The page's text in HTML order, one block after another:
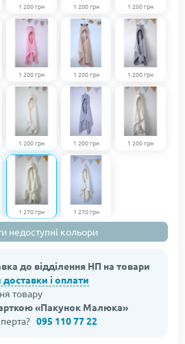
1 200 грн 1 200 грн 1 200 грн
1 200 грн 1 200 грн 1 200 грн
1 200 грн 1 200 грн 1 200 грн
1 270 грн 1 270 грн
недоступні кольори
до відділення НП на товари
і оплати
товару
«Пакунок Малюка»
095 110 77 22